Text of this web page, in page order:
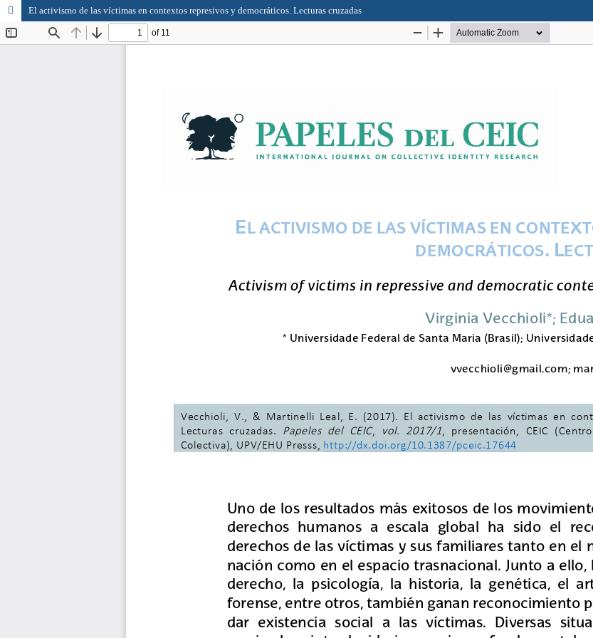
El activismo de las víctimas en contextos represivos y democráticos. Lecturas cruzadas